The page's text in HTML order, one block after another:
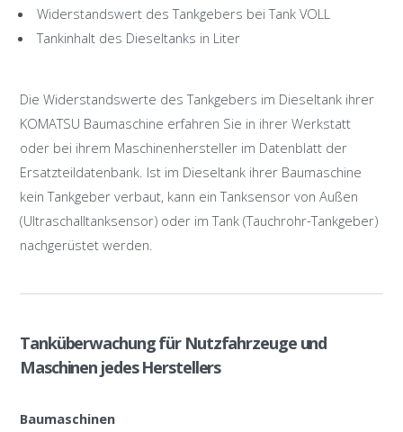
Widerstandswert des Tankgebers bei Tank VOLL
Tankinhalt des Dieseltanks in Liter
Die Widerstandswerte des Tankgebers im Dieseltank ihrer
KOMATSU Baumaschine erfahren Sie in ihrer Werkstatt
oder bei ihrem Maschinenhersteller im Datenblatt der
Ersatzteildatenbank. Ist im Dieseltank ihrer Baumaschine
kein Tankgeber verbaut, kann ein Tanksensor von Außen
(Ultraschalltanksensor) oder im Tank (Tauchrohr-Tankgeber)
nachgerüstet werden.
Tanküberwachung für Nutzfahrzeuge und
Maschinen jedes Herstellers
Baumaschinen